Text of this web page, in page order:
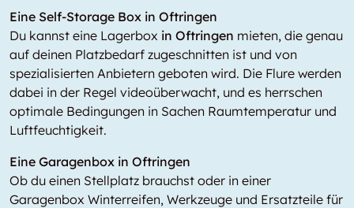
Eine Self-Storage Box in Oftringen
Du kannst eine Lagerbox in Oftringen mieten, die genau
auf deinen Platzbedarf zugeschnitten ist und von
spezialisierten Anbietern geboten wird. Die Flure werden
dabei in der Regel videoüberwacht, und es herrschen
optimale Bedingungen in Sachen Raumtemperatur und
Luftfeuchtigkeit.
Eine Garagenbox in Oftringen
Ob du einen Stellplatz brauchst oder in einer
Garagenbox Winterreifen, Werkzeuge und Ersatzteile für